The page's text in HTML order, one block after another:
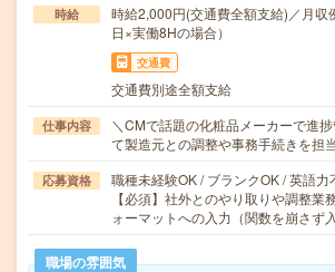
時給
時給2,000円(交通費全額支給)／月収
日×実働8Hの場合）
交通費
交通費別途全額支給
仕事内容
＼CMで話題の化粧品メーカーで進
て製造元との調整や事務手続きを担
応募資格
職種未経験OK / ブランクOK / 英語力
【必須】社外とのやり取りや調整業
ォーマットへの入力（関数を崩さず
職場の雰囲気